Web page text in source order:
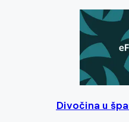
Divočina u